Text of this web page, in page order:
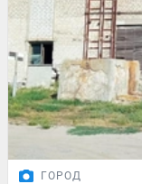
ГОРОД